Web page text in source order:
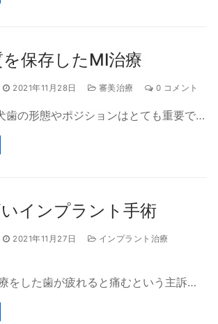
保存したMI治療
2021年11月28日 審美治療 0 コメント
歯の形態やポジションはとても重要で…
インプラント手術
2021年11月27日
インプラント治療
をした歯が疲れると痛むという主訴…